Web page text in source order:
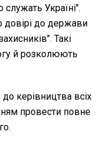
Україні".
довірі до держави
Такі
й розколюють
керівництва всіх
провести повне